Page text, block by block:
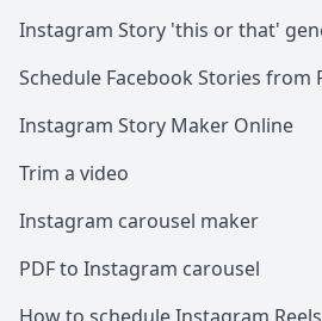
Instagram Story 'this or that'
Schedule Facebook Stories from
Instagram Story Maker Online
Trim a video
Instagram carousel maker
PDF to Instagram carousel